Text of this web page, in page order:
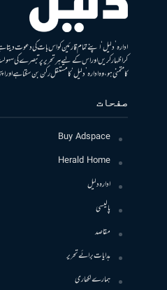
ادارہ ’دلیل‘ اپنے تمام قارئین کو اس بات کی دعوت دیتا
کر اظہار کریں اور اس کے لیے ہر تحریر پر تبصرے کی
کا متمنی ہو، وہ ادارہ ’دلیل‘ کا مستقل رکن بن سکتا ہے
صفحات
Buy Adspace
Herald Home
ادارہ دلیل
پالیسی
مقاصد
ہدایات برائے تحریر
ہمارے لکھاری